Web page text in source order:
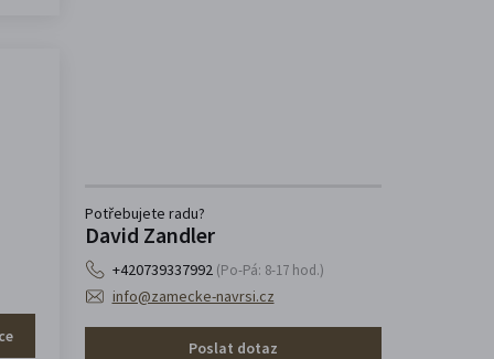
Potřebujete radu?
David Zandler
+420739337992 (Po-Pá: 8-17 hod.)
info@zamecke-navrsi.cz
Poslat dotaz